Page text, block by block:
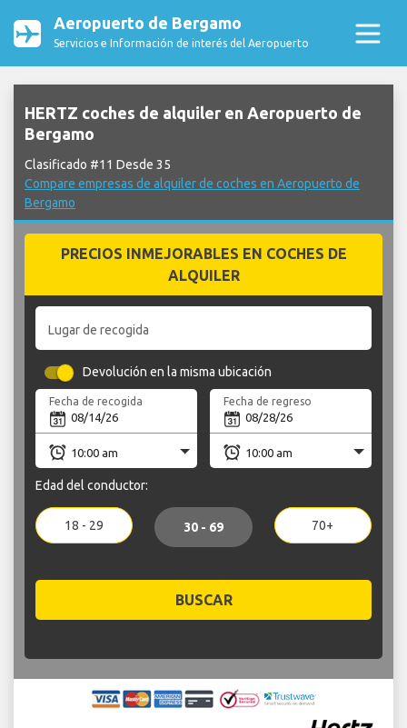
Aeropuerto de Bergamo
Servicios e Información de interés del Aeropuerto
HERTZ coches de alquiler en Aeropuerto de
Bergamo
Clasificado #11 Desde 35
Compare empresas de alquiler de coches en Aeropuerto de
Bergamo
PRECIOS INMEJORABLES EN COCHES DE
ALQUILER
Lugar de recogida
Devolución en la misma ubicación
Fecha de recogida Fecha de regreso
Edad del conductor:
18 - 29 30 - 69 70+
BUSCAR